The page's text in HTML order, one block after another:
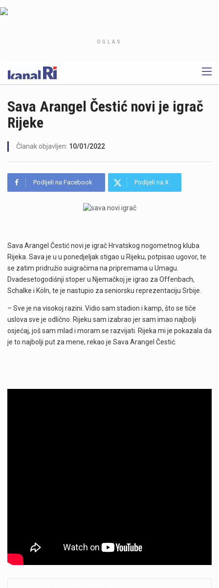
OGLAS
Sava Arangel Čestić novi je igrač
Rijeke
Članak objavljen: 10/01/2022
Podijeli na Facebook Podijeli na X
Sava Arangel Čestić novi je igrač Hrvatskog nogometnog kluba
Rijeka. Sava je u u ponedjeljak stigao u Rijeku, potpisao ugovor, te
se zatim pridružio suigračima na pripremama u Umagu.
Dvadesetogodišnji stoper u Njemačkoj je igrao za Offenbach,
Schalke i Köln, te je nastupio za seniorsku reprezentaciju Srbije.
– Sve je na visokoj razini. Vidio sam stadion i kamp, što se tiče
uslova sve je odlično. Rijeku sam izabrao jer sam imao najbolji
osjećaj, još sam mlad i moram se razvijati. Rijeka mi je pokazala da
je to najbolji put za mene, rekao je Sava Arangel Čestić.